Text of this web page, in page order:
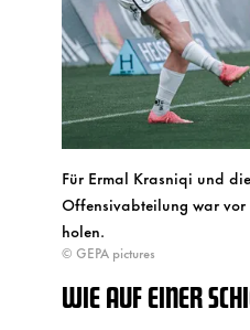
Für Ermal Krasniqi und
Offensivabteilung war vor
holen.
© GEPA pictures
WIE AUF EINER